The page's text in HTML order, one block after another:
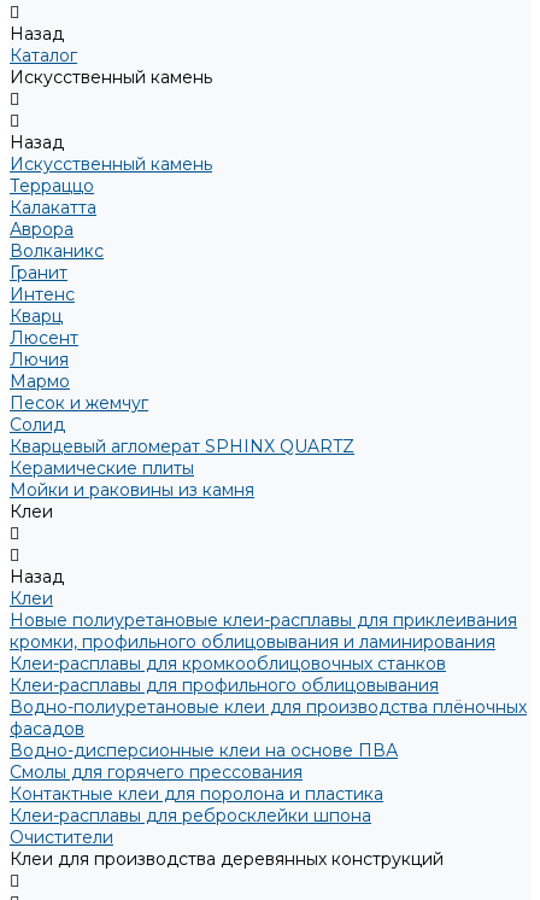
Назад
Каталог
Искусственный камень
Назад
Искусственный камень
Терраццо
Калакатта
Аврора
Волканикс
Гранит
Интенс
Кварц
Люсент
Лючия
Мармо
Песок и жемчуг
Солид
Кварцевый агломерат SPHINX QUARTZ
Керамические плиты
Мойки и раковины из камня
Клеи
Назад
Клеи
Новые полиуретановые клеи-расплавы для приклеивания
кромки, профильного облицовывания и ламинирования
Клеи-расплавы для кромкооблицовочных станков
Клеи-расплавы для профильного облицовывания
Водно-полиуретановые клеи для производства плёночных
фасадов
Водно-дисперсионные клеи на основе ПВА
Смолы для горячего прессования
Контактные клеи для поролона и пластика
Клеи-расплавы для ребросклейки шпона
Очистители
Клеи для производства деревянных конструкций